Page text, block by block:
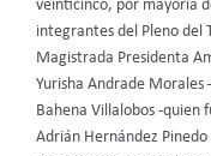
veinticinco, por mayoría
integrantes del Pleno del
Magistrada Presidenta
Yurisha Andrade Morales
Bahena Villalobos -quien
Adrián Hernández